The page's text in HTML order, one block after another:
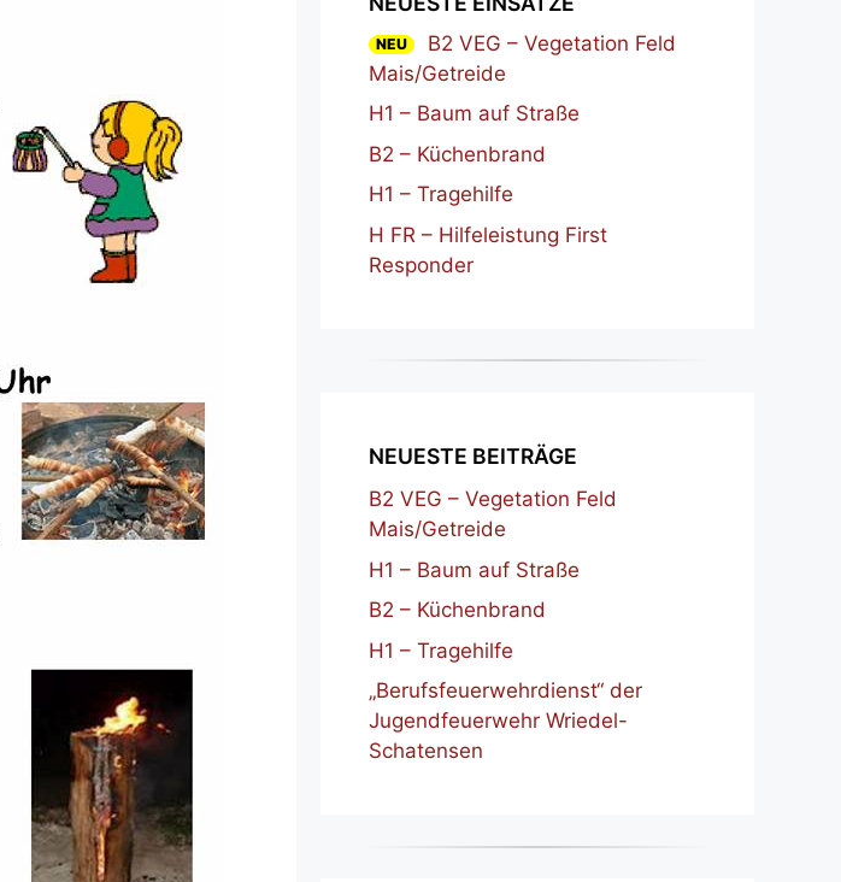
NEU
B2 VEG – Vegetation Feld
Mais/Getreide
H1 – Baum auf Straße
B2 – Küchenbrand
H1 – Tragehilfe
H FR – Hilfeleistung First
Responder
NEUESTE BEITRÄGE
B2 VEG – Vegetation Feld
Mais/Getreide
H1 – Baum auf Straße
B2 – Küchenbrand
H1 – Tragehilfe
„Berufsfeuerwehrdienst“ der
Jugendfeuerwehr Wriedel-
Schatensen